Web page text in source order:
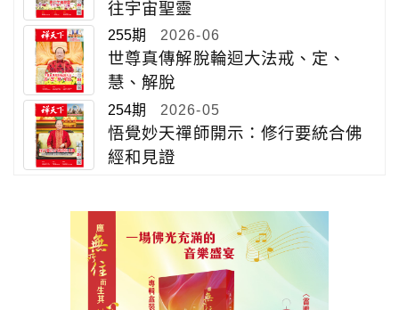
往宇宙聖靈
255期 2026-06
世尊真傳解脫輪迴大法戒、定、
慧、解脫
254期 2026-05
悟覺妙天禪師開示：修行要統合佛
經和見證